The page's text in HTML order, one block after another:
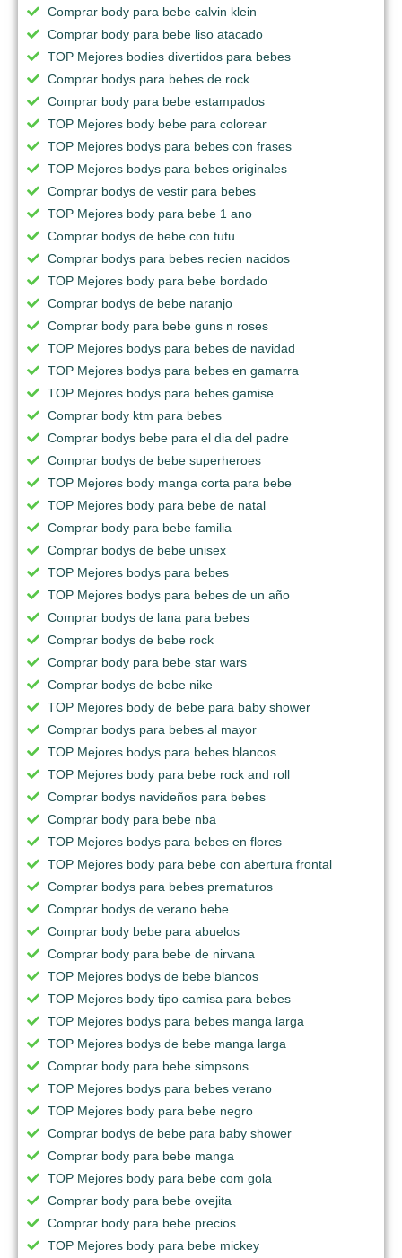
Comprar body para bebe calvin klein
Comprar body para bebe liso atacado
TOP Mejores bodies divertidos para bebes
Comprar bodys para bebes de rock
Comprar body para bebe estampados
TOP Mejores body bebe para colorear
TOP Mejores bodys para bebes con frases
TOP Mejores bodys para bebes originales
Comprar bodys de vestir para bebes
TOP Mejores body para bebe 1 ano
Comprar bodys de bebe con tutu
Comprar bodys para bebes recien nacidos
TOP Mejores body para bebe bordado
Comprar bodys de bebe naranjo
Comprar body para bebe guns n roses
TOP Mejores bodys para bebes de navidad
TOP Mejores bodys para bebes en gamarra
TOP Mejores bodys para bebes gamise
Comprar body ktm para bebes
Comprar bodys bebe para el dia del padre
Comprar bodys de bebe superheroes
TOP Mejores body manga corta para bebe
TOP Mejores body para bebe de natal
Comprar body para bebe familia
Comprar bodys de bebe unisex
TOP Mejores bodys para bebes
TOP Mejores bodys para bebes de un año
Comprar bodys de lana para bebes
Comprar bodys de bebe rock
Comprar body para bebe star wars
Comprar bodys de bebe nike
TOP Mejores body de bebe para baby shower
Comprar bodys para bebes al mayor
TOP Mejores bodys para bebes blancos
TOP Mejores body para bebe rock and roll
Comprar bodys navideños para bebes
Comprar body para bebe nba
TOP Mejores bodys para bebes en flores
TOP Mejores body para bebe con abertura frontal
Comprar bodys para bebes prematuros
Comprar bodys de verano bebe
Comprar body bebe para abuelos
Comprar body para bebe de nirvana
TOP Mejores bodys de bebe blancos
TOP Mejores body tipo camisa para bebes
TOP Mejores bodys para bebes manga larga
TOP Mejores bodys de bebe manga larga
Comprar body para bebe simpsons
TOP Mejores bodys para bebes verano
TOP Mejores body para bebe negro
Comprar bodys de bebe para baby shower
Comprar body para bebe manga
TOP Mejores body para bebe com gola
Comprar body para bebe ovejita
Comprar body para bebe precios
TOP Mejores body para bebe mickey